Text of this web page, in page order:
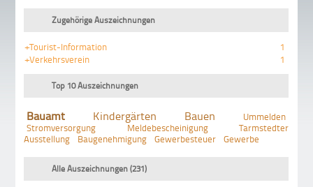
Zugehörige Auszeichnungen
+Tourist-Information
1
+Verkehrsverein
1
Top 10 Auszeichnungen
Bauamt Kindergärten Bauen
Ummelden
Stromversorgung
Meldebescheinigung
Tarmstedter
Ausstellung
Baugenehmigung Gewerbesteuer Gewerbe
Alle Auszeichnungen (231)